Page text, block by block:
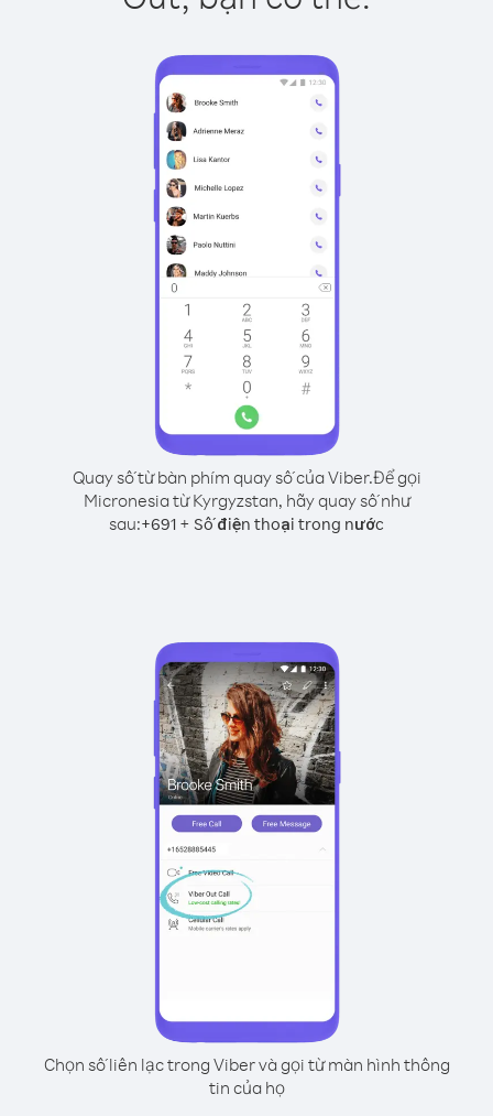
Quay số từ bàn phím quay số của Viber.Để gọi
Micronesia từ Kyrgyzstan, hãy quay số như
sau:+691 + Số điện thoại trong nước
Chọn số liên lạc trong Viber và gọi từ màn hình thông
tin của họ